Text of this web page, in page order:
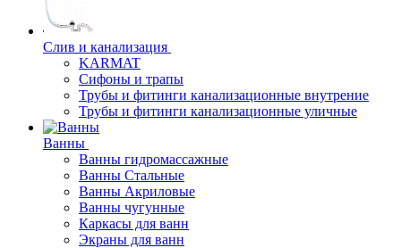
Слив и канализация
KARMAT
Сифоны и трапы
Трубы и фитинги канализационные внутрение
Трубы и фитинги канализационные уличные
Ванны
Ванны гидромассажные
Ванны Стальные
Ванны Акриловые
Ванны чугунные
Каркасы для ванн
Экраны для ванн